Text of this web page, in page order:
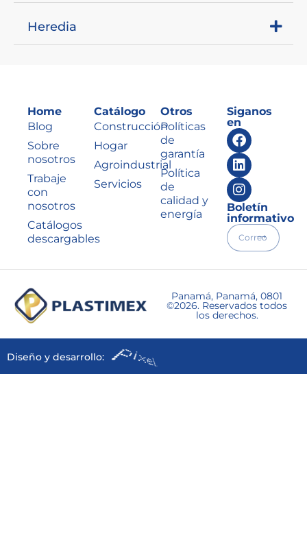
Heredia
Home
Blog
Sobre
nosotros
Trabaje
con
nosotros
Catálogos
descargables
Catálogo
Construcción
Hogar
Agroindustrial
Servicios
Otros
Políticas
de
garantía
Política
de
calidad y
energía
Siganos
en
Boletín
informativo
Panamá, Panamá, 0801
©2026. Reservados todos
los derechos.
Diseño y desarrollo: